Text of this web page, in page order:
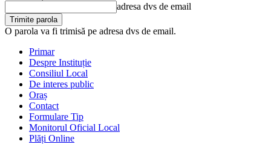
adresa dvs de email
O parola va fi trimisă pe adresa dvs de email.
Primar
Despre Instituție
Consiliul Local
De interes public
Oraș
Contact
Formulare Tip
Monitorul Oficial Local
Plăți Online